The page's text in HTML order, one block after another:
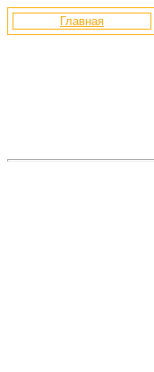
Главная